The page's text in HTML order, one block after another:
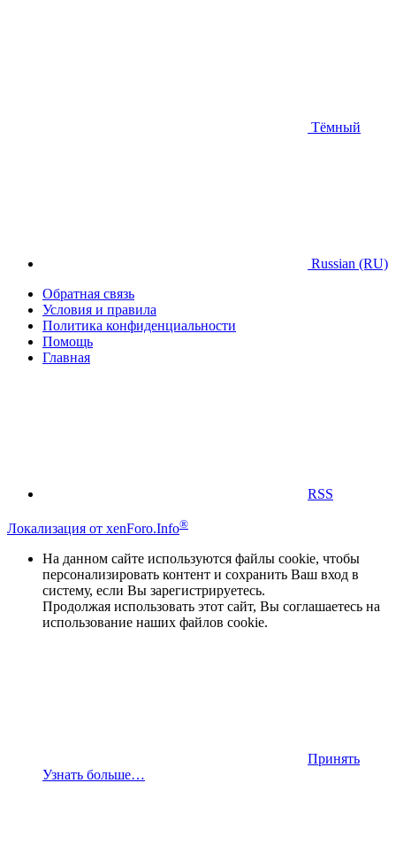
Тёмный
Russian (RU)
Обратная связь
Условия и правила
Политика конфиденциальности
Помощь
Главная
RSS
Локализация от xenForo.Info®
На данном сайте используются файлы cookie, чтобы
персонализировать контент и сохранить Ваш вход в
систему, если Вы зарегистрируетесь.
Продолжая использовать этот сайт, Вы соглашаетесь на
использование наших файлов cookie.
Принять
Узнать больше…